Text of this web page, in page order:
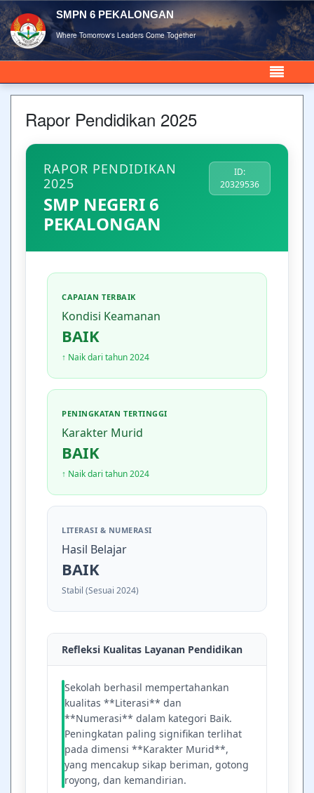
SMPN 6 PEKALONGAN
Where Tomorrow's Leaders Come Together
Rapor Pendidikan 2025
RAPOR PENDIDIKAN
2025
SMP NEGERI 6
PEKALONGAN
ID:
20329536
CAPAIAN TERBAIK
Kondisi Keamanan
BAIK
↑ Naik dari tahun 2024
PENINGKATAN TERTINGGI
Karakter Murid
BAIK
↑ Naik dari tahun 2024
LITERASI & NUMERASI
Hasil Belajar
BAIK
Stabil (Sesuai 2024)
Refleksi Kualitas Layanan Pendidikan
Sekolah berhasil mempertahankan
kualitas **Literasi** dan
**Numerasi** dalam kategori Baik.
Peningkatan paling signifikan terlihat
pada dimensi **Karakter Murid**,
yang mencakup sikap beriman, gotong
royong, dan kemandirian.